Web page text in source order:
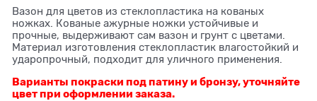
Вазон для цветов из стеклопластика на кованых
ножках. Кованые ажурные ножки устойчивые и
прочные, выдерживают сам вазон и грунт с цветами.
Материал изготовления стеклопластик влагостойкий и
ударопрочный, подходит для уличного применения.
Варианты покраски под патину и бронзу, уточняйте
цвет при оформлении заказа.